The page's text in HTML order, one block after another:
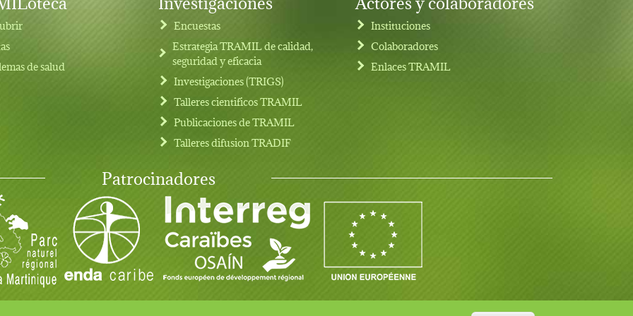
de salud
Encuestas
Estrategia TRAMIL de calidad,
seguridad y eficacia
Investigaciones (TRIGS)
Talleres cientificos TRAMIL
Publicaciones de TRAMIL
Talleres difusion TRADIF
Instituciones
Colaboradores
Enlaces TRAMIL
Patrocinadores
Notas legales